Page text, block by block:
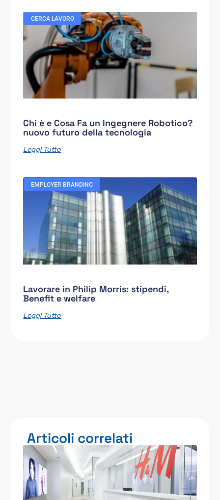
CERCA LAVORO
Chi è e Cosa Fa un Ingegnere Robotico?
nuovo futuro della tecnologia
Leggi Tutto
EMPLOYER BRANDING
Lavorare in Philip Morris: stipendi,
Benefit e welfare
Leggi Tutto
Articoli correlati